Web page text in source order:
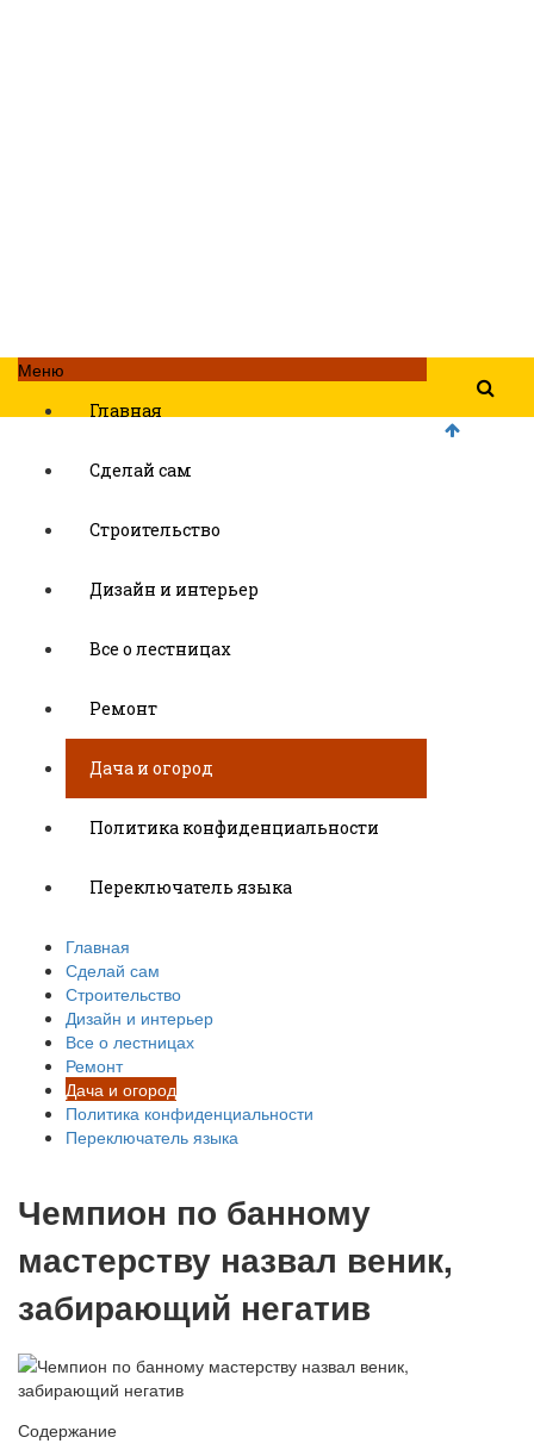
Меню
Главная
Сделай сам
Строительство
Дизайн и интерьер
Все о лестницах
Ремонт
Дача и огород
Политика конфиденциальности
Переключатель языка
Главная
Сделай сам
Строительство
Дизайн и интерьер
Все о лестницах
Ремонт
Дача и огород
Политика конфиденциальности
Переключатель языка
Чемпион по банному
мастерству назвал веник,
забирающий негатив
Содержание